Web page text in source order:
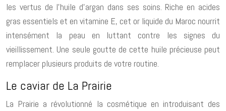
les vertus de l’huile d’argan dans ses soins. Riche en acides
gras essentiels et en vitamine E, cet or liquide du Maroc nourrit
intensément la peau en luttant contre les signes du
vieillissement. Une seule goutte de cette huile précieuse peut
remplacer plusieurs produits de votre routine.
Le caviar de La Prairie
La Prairie a révolutionné la cosmétique en introduisant des